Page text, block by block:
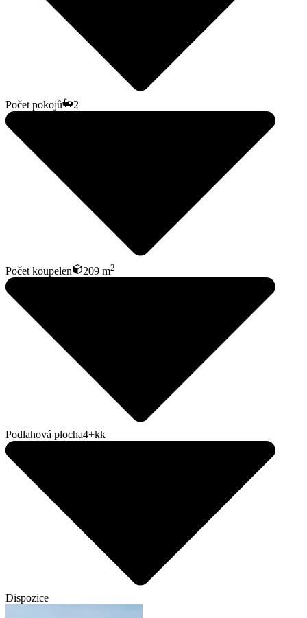
Počet pokojů 2
Počet koupelen 209 m2
Podlahová plocha4+kk
Dispozice